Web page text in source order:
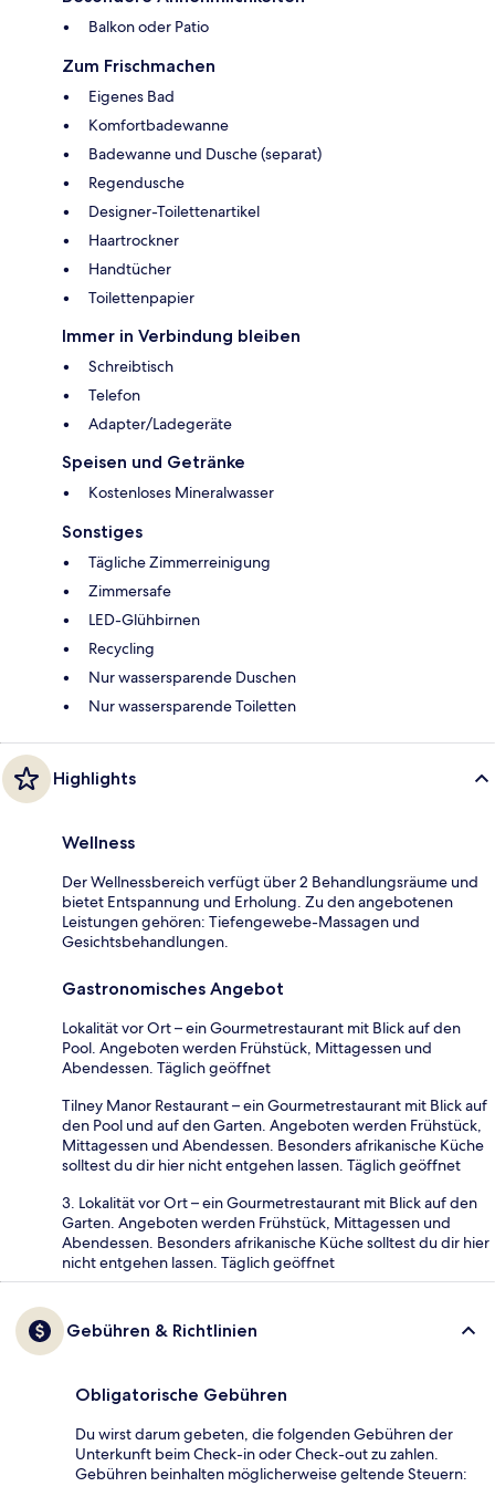
Balkon oder Patio
Zum Frischmachen
Eigenes Bad
Komfortbadewanne
Badewanne und Dusche (separat)
Regendusche
Designer-Toilettenartikel
Haartrockner
Handtücher
Toilettenpapier
Immer in Verbindung bleiben
Schreibtisch
Telefon
Adapter/Ladegeräte
Speisen und Getränke
Kostenloses Mineralwasser
Sonstiges
Tägliche Zimmerreinigung
Zimmersafe
LED-Glühbirnen
Recycling
Nur wassersparende Duschen
Nur wassersparende Toiletten
Highlights
Wellness
Der Wellnessbereich verfügt über 2 Behandlungsräume und
bietet Entspannung und Erholung. Zu den angebotenen
Leistungen gehören: Tiefengewebe-Massagen und
Gesichtsbehandlungen.
Gastronomisches Angebot
Lokalität vor Ort – ein Gourmetrestaurant mit Blick auf den
Pool. Angeboten werden Frühstück, Mittagessen und
Abendessen. Täglich geöffnet
Tilney Manor Restaurant – ein Gourmetrestaurant mit Blick auf
den Pool und auf den Garten. Angeboten werden Frühstück,
Mittagessen und Abendessen. Besonders afrikanische Küche
solltest du dir hier nicht entgehen lassen. Täglich geöffnet
3. Lokalität vor Ort – ein Gourmetrestaurant mit Blick auf den
Garten. Angeboten werden Frühstück, Mittagessen und
Abendessen. Besonders afrikanische Küche solltest du dir hier
nicht entgehen lassen. Täglich geöffnet
Gebühren & Richtlinien
Obligatorische Gebühren
Du wirst darum gebeten, die folgenden Gebühren der
Unterkunft beim Check-in oder Check-out zu zahlen.
Gebühren beinhalten möglicherweise geltende Steuern: